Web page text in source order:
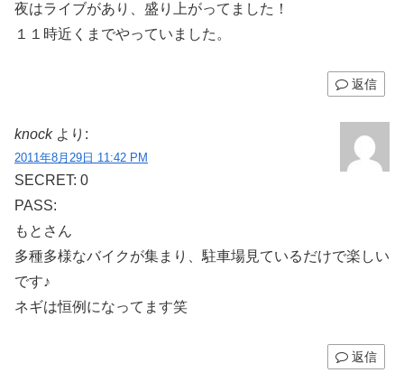
夜はライブがあり、盛り上がってました！
１１時近くまでやっていました。
返信
knock より:
2011年8月29日 11:42 PM
SECRET: 0
PASS:
もとさん
多種多様なバイクが集まり、駐車場見ているだけで楽しい
です♪
ネギは恒例になってます笑
返信